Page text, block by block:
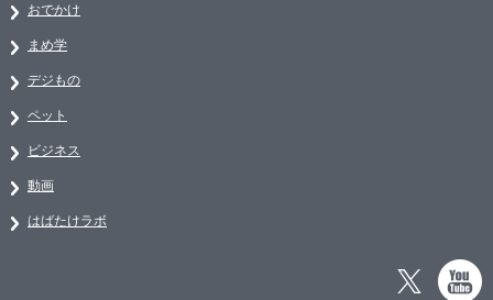
おでかけ
まめ学
デジもの
ペット
ビジネス
動画
はばたけラボ